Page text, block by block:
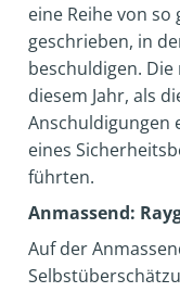
eine Reihe von so
geschrieben, in
beschuldigen.
diesem Jahr, als
Anschuldigungen
eines
führten.
Anmassend:
Auf der